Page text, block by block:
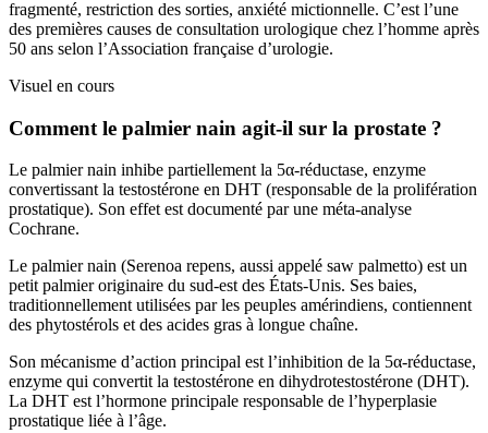
fragmenté, restriction des sorties, anxiété mictionnelle. C’est l’une
des premières causes de consultation urologique chez l’homme après
50 ans selon l’Association française d’urologie.
Visuel en cours
Comment le palmier nain agit-il sur la prostate ?
Le palmier nain inhibe partiellement la 5α-réductase, enzyme
convertissant la testostérone en DHT (responsable de la prolifération
prostatique). Son effet est documenté par une méta-analyse
Cochrane.
Le palmier nain (Serenoa repens, aussi appelé saw palmetto) est un
petit palmier originaire du sud-est des États-Unis. Ses baies,
traditionnellement utilisées par les peuples amérindiens, contiennent
des phytostérols et des acides gras à longue chaîne.
Son mécanisme d’action principal est l’inhibition de la 5α-réductase,
enzyme qui convertit la testostérone en dihydrotestostérone (DHT).
La DHT est l’hormone principale responsable de l’hyperplasie
prostatique liée à l’âge.